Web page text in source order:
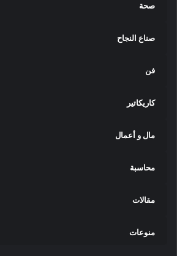
صحة
صناع النجاح
فن
كاريكاتير
مال و أعمال
محاسبة
مقالات
منوعات